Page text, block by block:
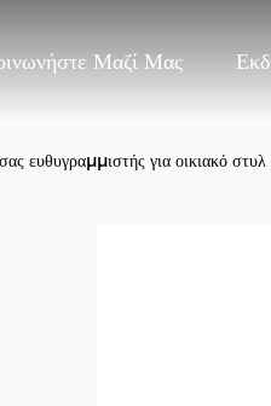
Μαζί Μας
ευθυγραμμιστής για οικιακό στυλ